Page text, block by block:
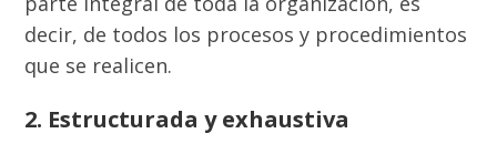
decir, de todos los procesos y procedimientos
que se realicen.
2. Estructurada y exhaustiva